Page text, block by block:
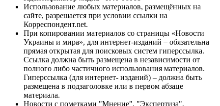
Использование любых материалов, размещённых на
сайте, разрешается при условии ссылки на
Корреспондент.net.
При копировании материалов со страницы «Новости
Украины и мира», для интернет-изданий – обязательна
прямая открытая для поисковых систем гиперссылка.
Ссылка должна быть размещена в независимости от
полного либо частичного использования материалов.
Гиперссылка (для интернет- изданий) – должна быть
размещена в подзаголовке или в первом абзаце
материала.
Новости с пометками "Мнение", "Экспертиза",